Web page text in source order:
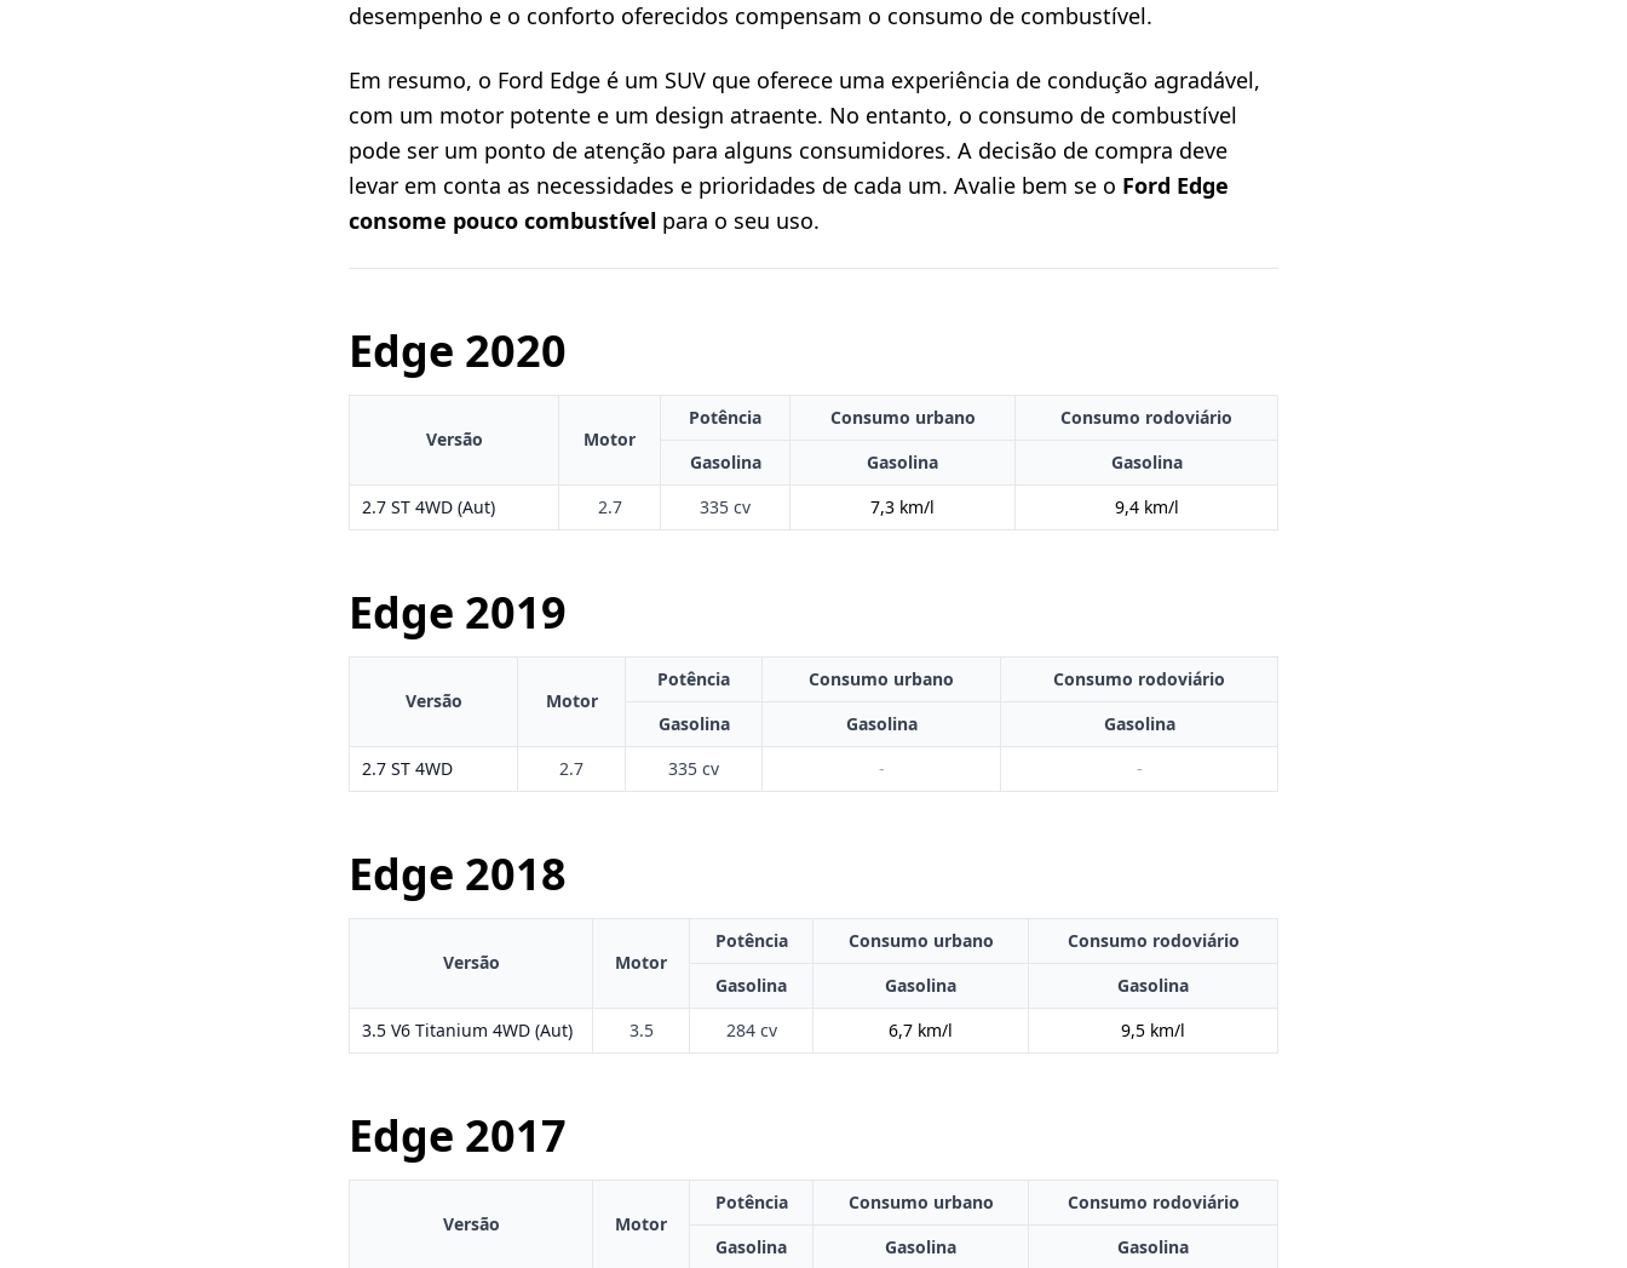
desempenho e o conforto oferecidos compensam o consumo de combustível.
Em resumo, o Ford Edge é um SUV que oferece uma experiência de condução agradável,
com um motor potente e um design atraente. No entanto, o consumo de combustível
pode ser um ponto de atenção para alguns consumidores. A decisão de compra deve
levar em conta as necessidades e prioridades de cada um. Avalie bem se o Ford Edge
consome pouco combustível para o seu uso.
Edge 2020
Versão Motor
Potência Consumo urbano
Consumo rodoviário
Gasolina
Gasolina
Gasolina
2.7 ST 4WD (Aut)
2.7 335 cv 7,3 km/l 9,4 km/l
Edge 2019
Versão Motor
Potência Consumo urbano
Consumo rodoviário
Gasolina
Gasolina
Gasolina
2.7 ST 4WD
2.7 335 cv - -
Edge 2018
Versão Motor
Potência Consumo urbano
Consumo rodoviário
Gasolina
Gasolina
Gasolina
3.5 V6 Titanium 4WD (Aut)
3.5 284 cv 6,7 km/l 9,5 km/l
Edge 2017
Versão Motor
Potência Consumo urbano
Consumo rodoviário
Gasolina
Gasolina
Gasolina